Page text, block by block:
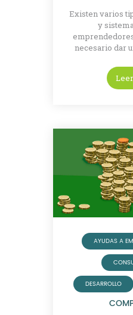
Existen varios
y
necesario dar
AYUDAS A
DESARROLLO